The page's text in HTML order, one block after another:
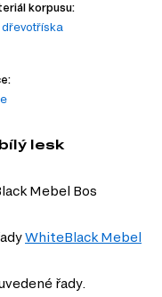
korpusu:
dřevotříska
lesk
Mebel Bos
WhiteBlack Mebel
řady.